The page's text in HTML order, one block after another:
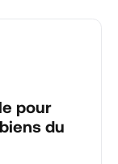
pour
du